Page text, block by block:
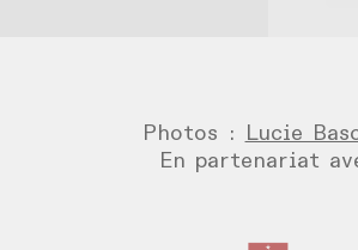
Photos :
Lucie
En partenariat